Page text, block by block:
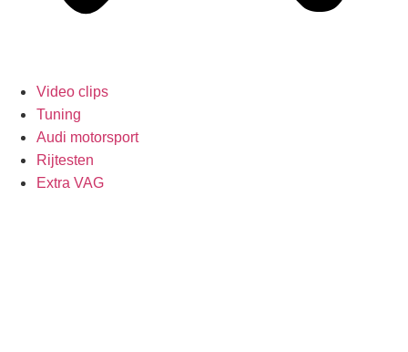
Video clips
Tuning
Audi motorsport
Rijtesten
Extra VAG